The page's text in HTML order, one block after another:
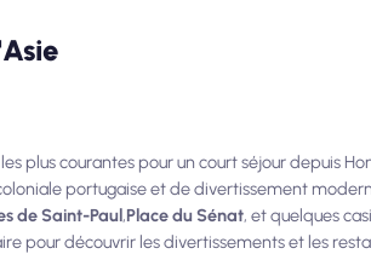
plus courantes pour un court séjour depuis
portugaise et de divertissement
de Saint-Paul,Place du Sénat, et quelques
pour découvrir les divertissements et les